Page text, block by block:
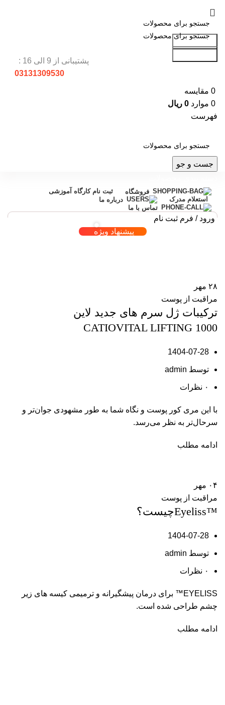
جست و جو
پشتیبانی از 9 الی 16 :
03131309530
0 مقایسه
0 موارد 0 ریال
فهرست
جست و جو
فروشگاه
ثبت نام کارگاه آموزشی
استعلام مدرک
درباره ما
تماس با ما
ورود / فرم ثبت نام
پیشنهاد ویژه
۲۸ مهر
مراقبت از پوست
ترکیبات ژل سرم های جدید لاین
CATIOVITAL LIFTING 1000
1404-07-28
توسط admin
۰ نظرات
با این مری کور پوست و نگاه شما به طور مشهودی جوان‌تر و
سرحال‌تر به نظر می‌رسد.
ادامه مطلب
۰۴ مهر
مراقبت از پوست
™Eyelissچیست؟
1404-07-28
توسط admin
۰ نظرات
EYELISS™ برای درمان پیشگیرانه و ترمیمی کیسه های زیر
چشم طراحی شده است.
ادامه مطلب